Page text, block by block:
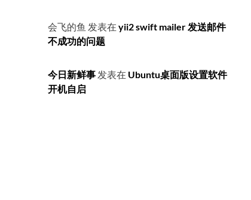
会飞的鱼 发表在 yii2 swift mailer 发送邮件
不成功的问题
今日新鲜事 发表在 Ubuntu桌面版设置软件
开机自启